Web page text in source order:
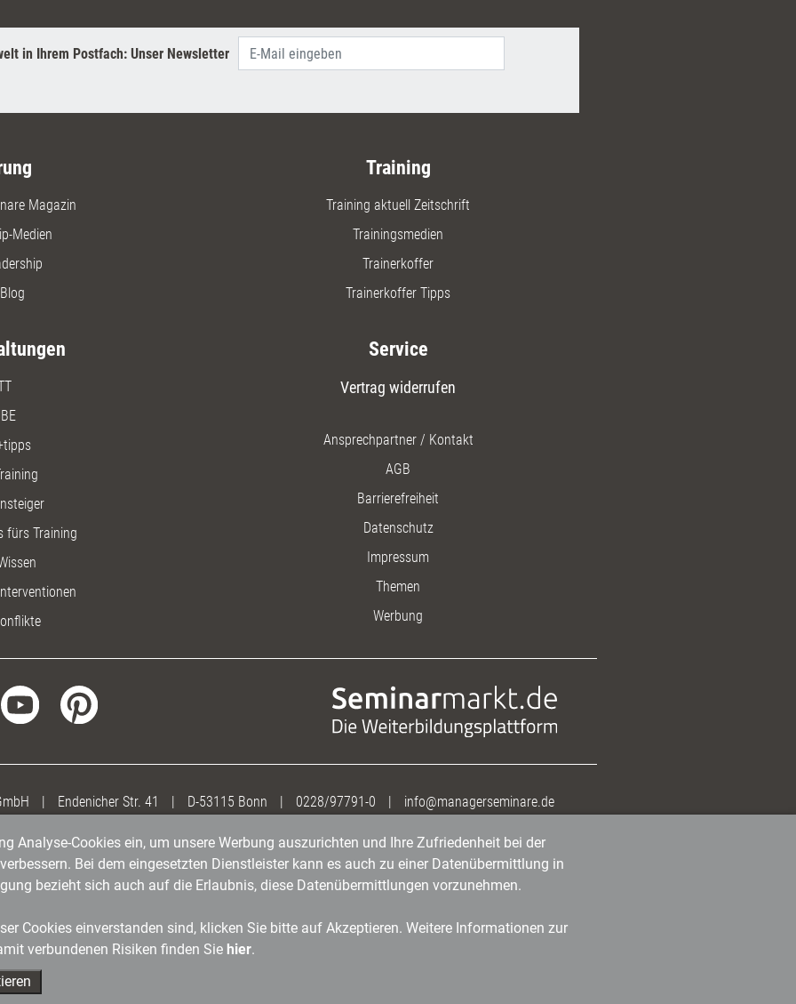
in Ihrem Postfach: Unser Newsletter
Magazin
Medien
Training
Training aktuell Zeitschrift
Trainingsmedien
Trainerkoffer
Trainerkoffer Tipps
fürs Training
Service
Vertrag widerrufen
Ansprechpartner / Kontakt
AGB
Barrierefreiheit
Datenschutz
Impressum
Themen
Werbung
| Endenicher Str. 41 | D-53115 Bonn | 0228/97791-0 | info@managerseminare.de
Analyse-Cookies ein, um unsere Werbung auszurichten und Ihre Zufriedenheit bei der
Bei dem eingesetzten Dienstleister kann es auch zu einer Datenübermittlung in
bezieht sich auch auf die Erlaubnis, diese Datenübermittlungen vorzunehmen.
Cookies einverstanden sind, klicken Sie bitte auf Akzeptieren. Weitere Informationen zur
verbundenen Risiken finden Sie hier.